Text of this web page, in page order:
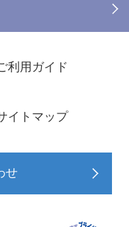
利用ガイド
イトマップ
せ